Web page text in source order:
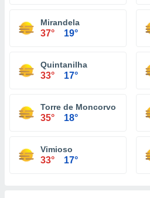
Mirandela
37° 19°
Quintanilha
33° 17°
Torre de Moncorvo
35° 18°
Vimioso
33° 17°